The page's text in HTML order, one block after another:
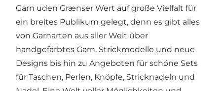
Garn uden Grænser Wert auf große Vielfalt für
ein breites Publikum gelegt, denn es gibt alles
von Garnarten aus aller Welt über
handgefärbtes Garn, Strickmodelle und neue
Designs bis hin zu Angeboten für schöne Sets
für Taschen, Perlen, Knöpfe, Stricknadeln und